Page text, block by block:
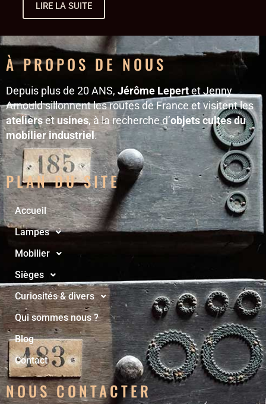
LIRE LA SUITE
À PROPOS DE NOUS
Depuis plus de 20 ANS, Jérôme Lepertet Jenny
Arnould sillonnent les routes de France et visitent les
ateliersetusines, à la recherche d’objets cultes du
mobilier industriel.
PLAN DU SITE
Accueil
Lampes
Mobilier
Sièges
Curiosités & divers
Qui sommes nous ?
Blog
Contact
NOUS CONTACTER